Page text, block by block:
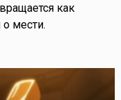
как
мести.